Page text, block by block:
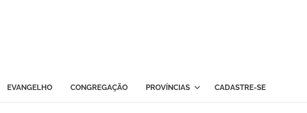
EVANGELHO CONGREGAÇÃO PROVÍNCIAS CADASTRE-SE